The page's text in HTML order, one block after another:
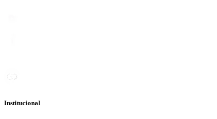
Institucional